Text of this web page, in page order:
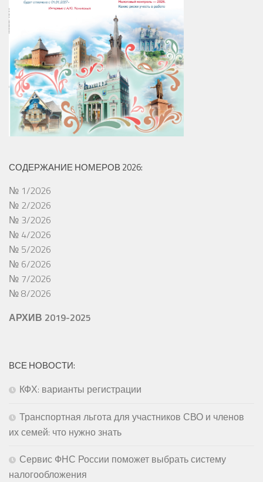
СОДЕРЖАНИЕ НОМЕРОВ 2026:
№ 1/2026
№ 2/2026
№ 3/2026
№ 4/2026
№ 5/2026
№ 6/2026
№ 7/2026
№ 8/2026
АРХИВ 2019-2025
ВСЕ НОВОСТИ:
КФХ: варианты регистрации
Транспортная льгота для участников СВО и членов
их семей: что нужно знать
Сервис ФНС России поможет выбрать систему
налогообложения